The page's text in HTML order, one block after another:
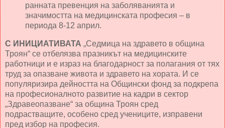
ранната превенция на заболяванията и
значимостта на медицинската професия – в
периода 8-12 април.
С ИНИЦИАТИВАТА „Седмица на здравето в община
Троян“ се отбелязва празникът на медицинските
работници и е израз на благодарност за полагания от тях
труд за опазване живота и здравето на хората. И се
популяризира дейността на Общински фонд за подкрепа
на професионалното развитие на кадри в сектор
„Здравеопазване“ за община Троян сред
подрастващите, особено сред учениците, изправени
пред избор на професия.